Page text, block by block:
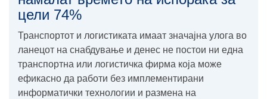
цели 74%
Транспортот и логистиката имаат значајна улога во
ланецот на снабдување и денес не постои ни една
транспортна или логистичка фирма која може
ефикасно да работи без имплементирани
информатички технологии и размена на